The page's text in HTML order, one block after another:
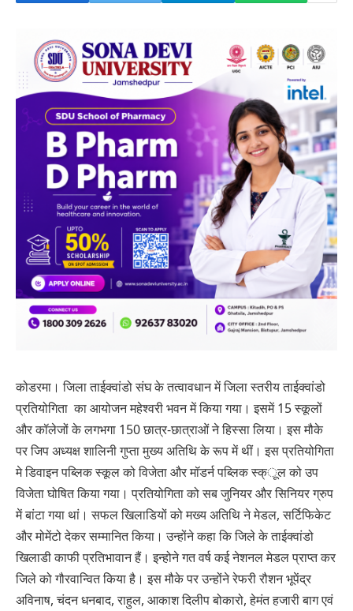
कोडरमा। जिला ताईक्वांडो संघ के तत्वावधान में जिला स्तरीय ताईक्वांडो
प्रतियोगिता का आयोजन महेश्वरी भवन में किया गया। इसमें 15 स्कूलों
और कॉलेजों के लगभगा 150 छात्र-छात्राओं ने हिस्सा लिया। इस मौके
पर जिप अध्यक्ष शालिनी गुप्ता मुख्य अतिथि के रूप में थीं। इस प्रतियोगिता
मे डिवाइन पब्लिक स्कूल को विजेता और मॉडर्न पब्लिक स्क्ूल को उप
विजेता घोषित किया गया। प्रतियोगिता को सब जुनियर और सिनियर ग्रुप
में बांटा गया थां। सफल खिलाडियों को मख्य अतिथि ने मेडल, सर्टिफिकेट
और मोमेंटो देकर सम्मानित किया। उन्होंने कहा कि जिले के ताईक्वांडो
खिलाडी काफी प्रतिभावान हैं। इन्होने गत वर्ष कई नेशनल मेडल प्राप्त कर
जिले को गौरवान्वित किया है। इस मौके पर उन्होंने रेफरी रौशन भूपेंद्र
अविनाष, चंदन धनबाद, राहुल, आकाश दिलीप बोकारो, हेमंत हजारी बाग एवं